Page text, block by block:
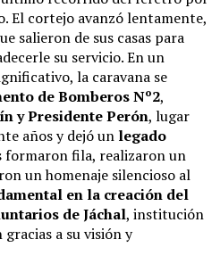
El cortejo avanzó lentamente,
salieron de sus casas para
su servicio. En un
la caravana se
de Bomberos Nº2,
y Presidente Perón, lugar
años y dejó un legado
formaron fila, realizaron un
un homenaje silencioso al
en la creación del
de Jáchal, institución
a su visión y